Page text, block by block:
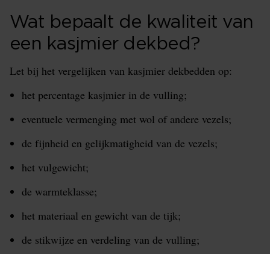
Wat bepaalt de kwaliteit van
een kasjmier dekbed?
Let bij het vergelijken van kasjmier dekbedden op:
het percentage kasjmier in de vulling;
eventuele vermenging met wol of andere vezels;
de fijnheid en gelijkmatigheid van de vezels;
het vulgewicht;
de warmteklasse;
het materiaal en gewicht van de tijk;
de stikwijze en verdeling van de vulling;